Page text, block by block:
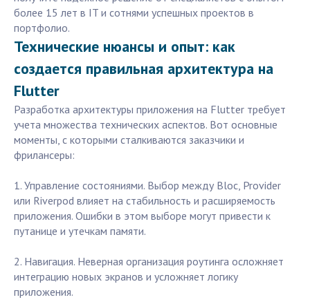
более 15 лет в IT и сотнями успешных проектов в
портфолио.
Технические нюансы и опыт: как
создается правильная архитектура на
Flutter
Разработка архитектуры приложения на Flutter требует
учета множества технических аспектов. Вот основные
моменты, с которыми сталкиваются заказчики и
фрилансеры:
1. Управление состояниями. Выбор между Bloc, Provider
или Riverpod влияет на стабильность и расширяемость
приложения. Ошибки в этом выборе могут привести к
путанице и утечкам памяти.
2. Навигация. Неверная организация роутинга осложняет
интеграцию новых экранов и усложняет логику
приложения.